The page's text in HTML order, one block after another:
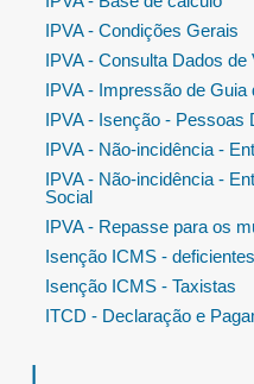
IPVA - Condições Gerais
IPVA - Consulta Dados de
IPVA - Impressão de Guia
IPVA - Isenção - Pessoas
IPVA - Não-incidência -
IPVA - Não-incidência -
Social
IPVA - Repasse para os
Isenção ICMS - deficientes
Isenção ICMS - Taxistas
ITCD - Declaração e
L